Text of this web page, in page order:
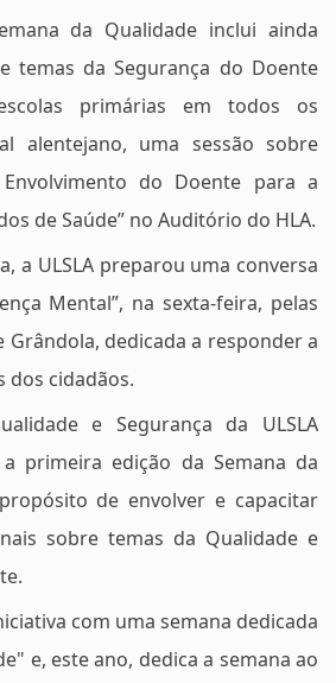
da Qualidade inclui ainda
temas da Segurança do Doente
primárias em todos os
alentejano, uma sessão sobre
do Doente para a
de Saúde” no Auditório do HLA.
a ULSLA preparou uma conversa
Mental”, na sexta-feira, pelas
Grândola, dedicada a responder a
dos cidadãos.
e Segurança da ULSLA
primeira edição da Semana da
de envolver e capacitar
sobre temas da Qualidade e
com uma semana dedicada
e, este ano, dedica a semana ao